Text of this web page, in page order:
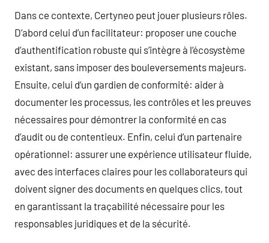
Dans ce contexte, Certyneo peut jouer plusieurs rôles.
D’abord celui d’un facilitateur: proposer une couche
d’authentification robuste qui s’intègre à l’écosystème
existant, sans imposer des bouleversements majeurs.
Ensuite, celui d’un gardien de conformité: aider à
documenter les processus, les contrôles et les preuves
nécessaires pour démontrer la conformité en cas
d’audit ou de contentieux. Enfin, celui d’un partenaire
opérationnel: assurer une expérience utilisateur fluide,
avec des interfaces claires pour les collaborateurs qui
doivent signer des documents en quelques clics, tout
en garantissant la traçabilité nécessaire pour les
responsables juridiques et de la sécurité.